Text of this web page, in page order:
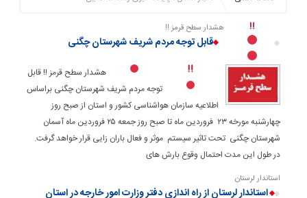
هشدار سطح قرمز !!
قابل توجه مردم شریف شهرستان چگنی
هشدار سطح قرمز !!قابل
توجه مردم شریف شهرستان چگنی براساس
اطلاعیه سازمان هواشناسی کشور و استان از صبح روز
چهارشنبه مورخه ۲۳ فروردین ماه تا صبح روز جمعه ۲۵ فروردین ماه آسمان
شهرستان چگنی تحت تاثیر سیستم موثر و فعال باران زایی قرار خواهد گرفت.
در طول این مدت احتمال وقوع بارش های
استاندار لرستان
استاندار لرستان از راه اندازی دفتر وزارت امور خارجه در استان